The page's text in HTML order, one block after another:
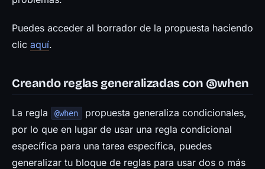
Puedes acceder al borrador de la propuesta haciendo
clic aquí.
Creando reglas generalizadas con @when
La regla @when
propuesta generaliza condicionales,
por lo que en lugar de usar una regla condicional
específica para una tarea específica, puedes
generalizar tu bloque de reglas para usar dos o más